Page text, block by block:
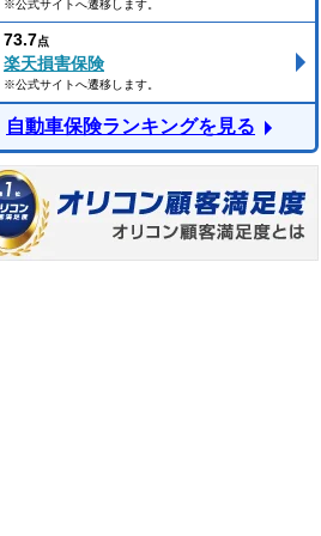
※公式サイトへ遷移します。
73.7点
楽天損害保険
※公式サイトへ遷移します。
自動車保険ランキングを見る